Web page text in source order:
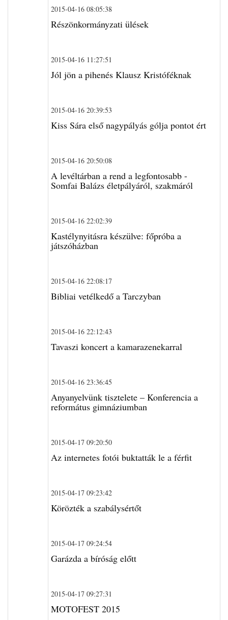
2015-04-16 08:05:38
Részönkormányzati ülések
2015-04-16 11:27:51
Jól jön a pihenés Klausz Kristóféknak
2015-04-16 20:39:53
Kiss Sára első nagypályás gólja pontot ért
2015-04-16 20:50:08
A levéltárban a rend a legfontosabb -
Somfai Balázs életpályáról, szakmáról
2015-04-16 22:02:39
Kastélynyitásra készülve: főpróba a
játszóházban
2015-04-16 22:08:17
Bibliai vetélkedő a Tarczyban
2015-04-16 22:12:43
Tavaszi koncert a kamarazenekarral
2015-04-16 23:36:45
Anyanyelvünk tisztelete – Konferencia a
református gimnáziumban
2015-04-17 09:20:50
Az internetes fotói buktatták le a férfit
2015-04-17 09:23:42
Körözték a szabálysértőt
2015-04-17 09:24:54
Garázda a bíróság előtt
2015-04-17 09:27:31
MOTOFEST 2015